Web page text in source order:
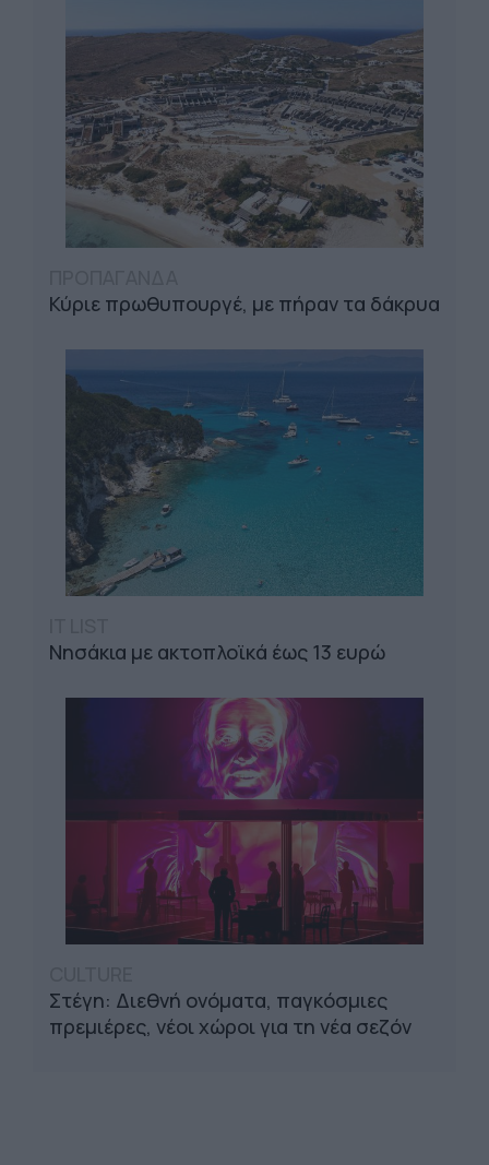
Κύριε πρωθυπουργέ, με πήραν τα δάκρυα
Νησάκια με ακτοπλοϊκά έως 13 ευρώ
Στέγη: Διεθνή ονόματα, παγκόσμιες
πρεμιέρες, νέοι χώροι για τη νέα σεζόν